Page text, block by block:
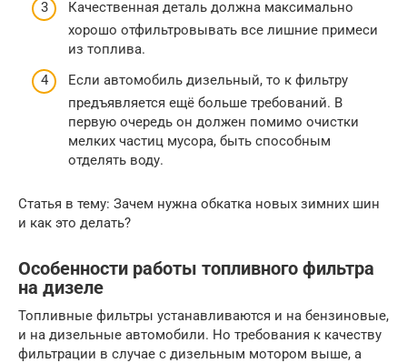
Качественная деталь должна максимально
хорошо отфильтровывать все лишние примеси
из топлива.
Если автомобиль дизельный, то к фильтру
предъявляется ещё больше требований. В
первую очередь он должен помимо очистки
мелких частиц мусора, быть способным
отделять воду.
Статья в тему: Зачем нужна обкатка новых зимних шин
и как это делать?
Особенности работы топливного фильтра
на дизеле
Топливные фильтры устанавливаются и на бензиновые,
и на дизельные автомобили. Но требования к качеству
фильтрации в случае с дизельным мотором выше, а